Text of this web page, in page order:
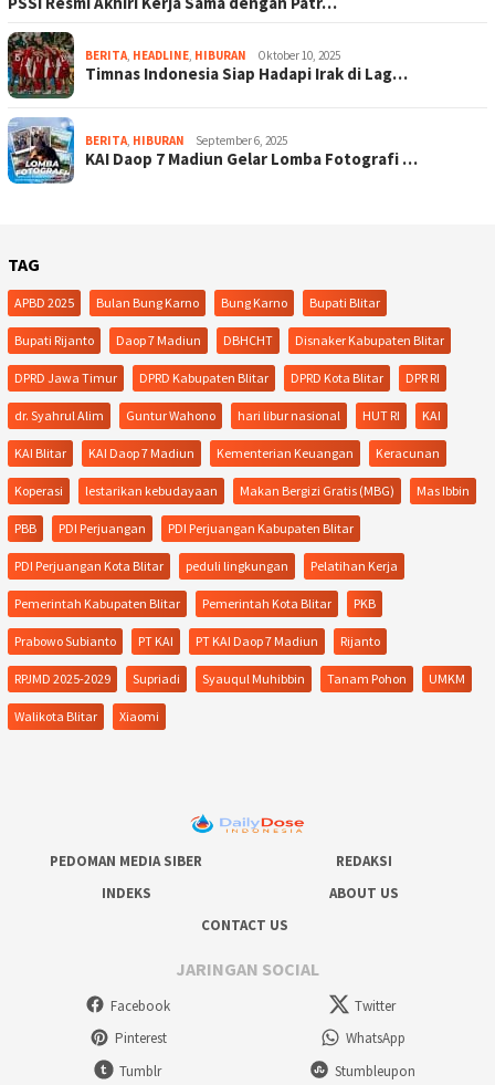
BERITA, HEADLINE, HIBURAN Oktober 10, 2025
Timnas Indonesia Siap Hadapi Irak di Lag…
BERITA, HIBURAN September 6, 2025
KAI Daop 7 Madiun Gelar Lomba Fotografi …
TAG
APBD 2025 Bulan Bung Karno Bung Karno Bupati Blitar
Bupati Rijanto Daop 7 Madiun DBHCHT Disnaker Kabupaten Blitar
DPRD Jawa Timur DPRD Kabupaten Blitar DPRD Kota Blitar DPR RI
dr. Syahrul Alim Guntur Wahono hari libur nasional HUT RI KAI
KAI Blitar KAI Daop 7 Madiun Kementerian Keuangan Keracunan
Koperasi lestarikan kebudayaan Makan Bergizi Gratis (MBG) Mas Ibbin
PBB PDI Perjuangan PDI Perjuangan Kabupaten Blitar
PDI Perjuangan Kota Blitar peduli lingkungan Pelatihan Kerja
Pemerintah Kabupaten Blitar Pemerintah Kota Blitar PKB
Prabowo Subianto PT KAI PT KAI Daop 7 Madiun Rijanto
RPJMD 2025-2029 Supriadi Syauqul Muhibbin Tanam Pohon UMKM
Walikota Blitar Xiaomi
PEDOMAN MEDIA SIBER
REDAKSI
INDEKS
ABOUT US
CONTACT US
JARINGAN SOCIAL
Facebook
Twitter
Pinterest
WhatsApp
Tumblr
Stumbleupon